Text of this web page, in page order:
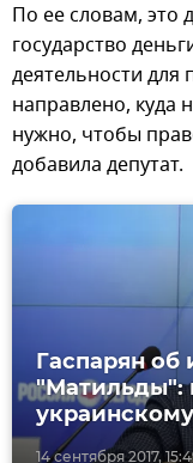
По ее словам, это
государство
деятельности для
направлено, куда
нужно, чтобы
добавила депутат.
14 сентября 2017,
Гаспарян об
"Матильды":